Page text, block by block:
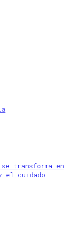
transforma en
el cuidado